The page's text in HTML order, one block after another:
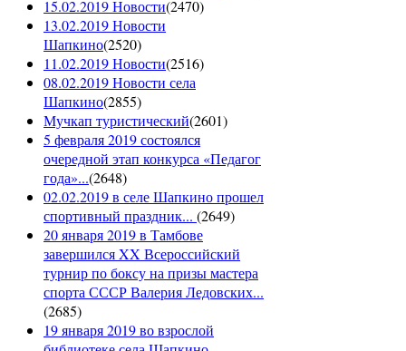
15.02.2019 Новости(2470)
13.02.2019 Новости
Шапкино(2520)
11.02.2019 Новости(2516)
08.02.2019 Новости села
Шапкино(2855)
Мучкап туристический(2601)
5 февраля 2019 состоялся
очередной этап конкурса «Педагог
года»...(2648)
02.02.2019 в селе Шапкино прошел
спортивный праздник... (2649)
20 января 2019 в Тамбове
завершился XX Всероссийский
турнир по боксу на призы мастера
спорта СССР Валерия Ледовских...
(2685)
19 января 2019 во взрослой